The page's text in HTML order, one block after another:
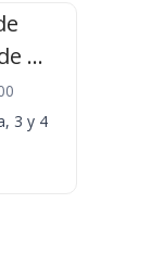
...
3 y 4